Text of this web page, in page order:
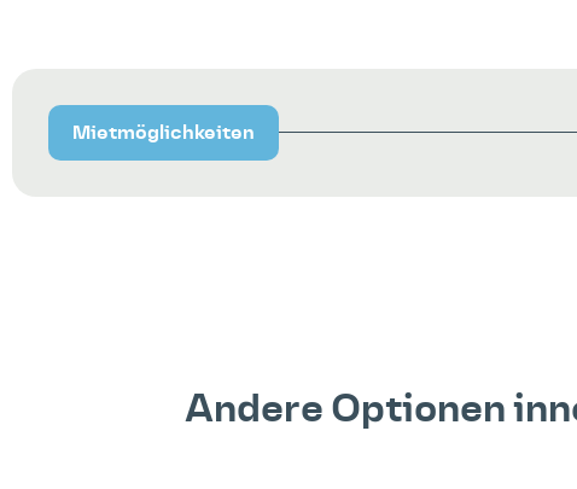
Mietmöglichkeiten
Andere Optionen